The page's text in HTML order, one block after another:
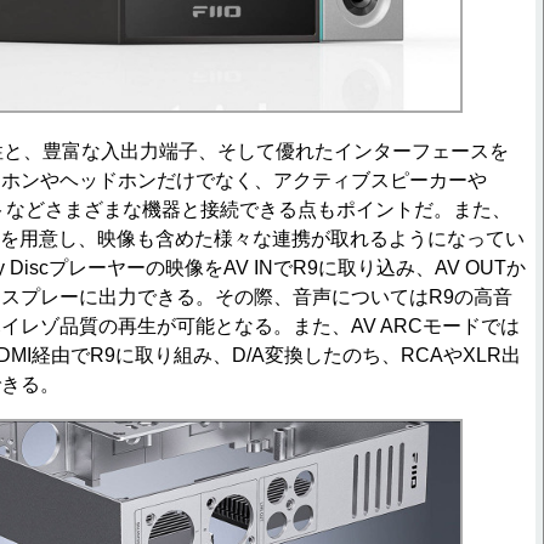
、豊富な入出力端子、そして優れたインターフェースを
ンやヘッドホンだけでなく、アクティブスピーカーや
どさまざまな機器と接続できる点もポイントだ。また、
用意し、映像も含めた様々な連携が取れるようになってい
Discプレーヤーの映像をAV INでR9に取り込み、AV OUTか
プレーに出力できる。その際、音声についてはR9の高音
レゾ品質の再生が可能となる。また、AV ARCモードでは
経由でR9に取り組み、D/A変換したのち、RCAやXLR出
る。